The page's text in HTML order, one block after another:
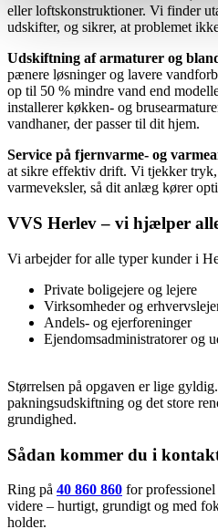
eller loftskonstruktioner. Vi finder
udskifter, og sikrer, at problemet
Udskiftning af armaturer og
pænere løsninger og lavere
op til 50 % mindre vand end
installerer køkken- og
vandhaner, der passer til dit hjem.
Service på fjernvarme- og
at sikre effektiv drift. Vi tjekker
varmeveksler, så dit anlæg kører
VVS Herlev – vi hjælper
Vi arbejder for alle typer kunder i
Private boligejere og lejere
Virksomheder og
Andels- og ejerforeninger
Ejendomsadministratorer og
Størrelsen på opgaven er lige
pakningsudskiftning og det store
grundighed.
Sådan kommer du i
Ring på 40 860 860 for
videre – hurtigt, grundigt og med
holder.